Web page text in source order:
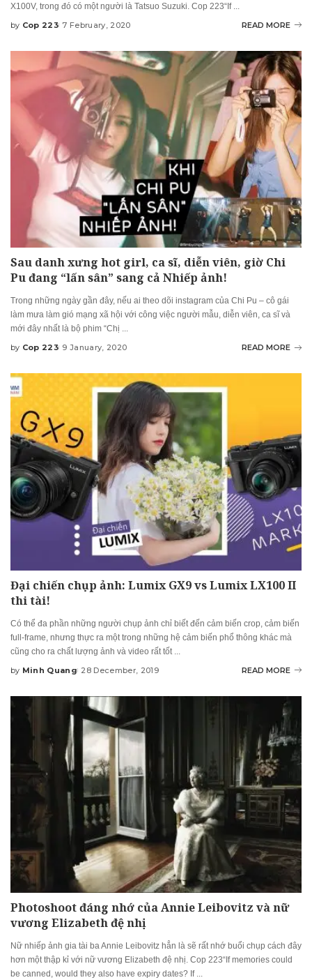
X100V, trong đó có một người là Tatsuo Suzuki. Cop 223“If ...
Posted
by Cop 223 7 February, 2020 READ MORE
Sau danh xưng hot girl, ca sĩ, diễn viên, giờ Chi
Pu đang “lấn sân” sang cả Nhiếp ảnh!
Trong những ngày gần đây, nếu ai theo dõi instagram của Chi Pu – cô gái
làm mưa làm gió mạng xã hội với công việc người mẫu, diễn viên, ca sĩ và
mới đây nhất là bộ phim “Chị ...
Posted
by Cop 223 9 January, 2020 READ MORE
Đại chiến chụp ảnh: Lumix GX9 vs Lumix LX100 II
thi tài!
Có thể đa phần những người chụp ảnh chỉ biết đến cảm biến crop, cảm biến
full-frame, nhưng thực ra một trong những hệ cảm biến phổ thông khác mà
cũng cho ra chất lượng ảnh và video rất tốt
Posted
by Minh Quang 28 December, 2019 READ MORE
Photoshoot đáng nhớ của Annie Leibovitz và nữ
vương Elizabeth đệ nhị
Nữ nhiếp ảnh gia tài ba Annie Leibovitz hẳn là sẽ rất nhớ buổi chụp cách đây
hơn một thập kỉ với nữ vương Elizabeth đệ nhị. Cop 223“If memories could
be canned, would they also have expiry dates? If ...